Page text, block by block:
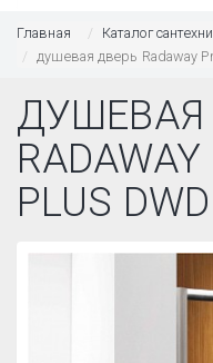
Главная
Каталог
душевая дверь Radaway
ДУШЕВАЯ
PLUS